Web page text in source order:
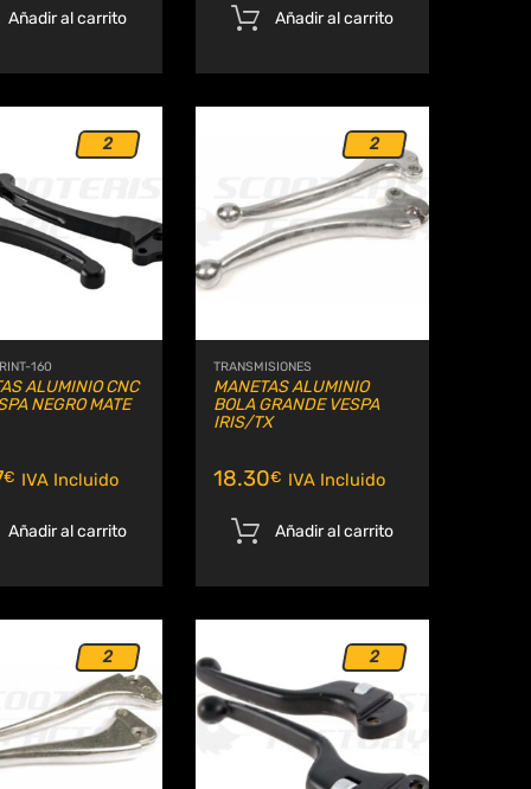
Añadir al carrito Añadir al carrito
2
160
ALUMINIO CNC
NEGRO MATE
€ IVA Incluido
Añadir al carrito
2
Comparar
TRANSMISIONES
MANETAS ALUMINIO
BOLA GRANDE VESPA
IRIS/TX
18.30€ IVA Incluido
Añadir al carrito
2 Añadir a Wishlist
Comparar
2